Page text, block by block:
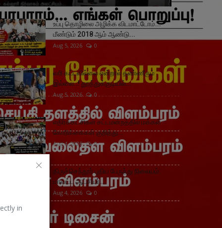
in
உப்பு தொழிலை அழிக்க விடமாட்டோம்...
மீண்டும் 2018 ஆம் ஆண்டு...
Aug 5, 2026 0
வரி கட்டவில்லை என்றால் தண்ணீரும்
இல்லை..! தூத்துக்குடியில்...
Aug 5, 2026 0
எதிர்க்கட்சிகள் சட்டமன்றத்தில் மக்கள்
கோரிக்கைகள் குறித்து...
Aug 4, 2026 0
திருச்செந்தூர் புதிய பேருந்து நிலையம்:
மாவட்ட ஆட்சியர்...
Aug 4, 2026 0